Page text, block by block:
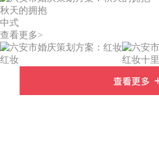
秋天的拥抱
中式
查看更多>
红妆 红妆十里